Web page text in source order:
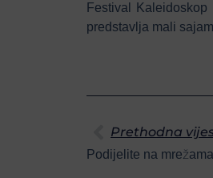
Festival
predstavlja mali
Prethodna
Podijelite na mrežama